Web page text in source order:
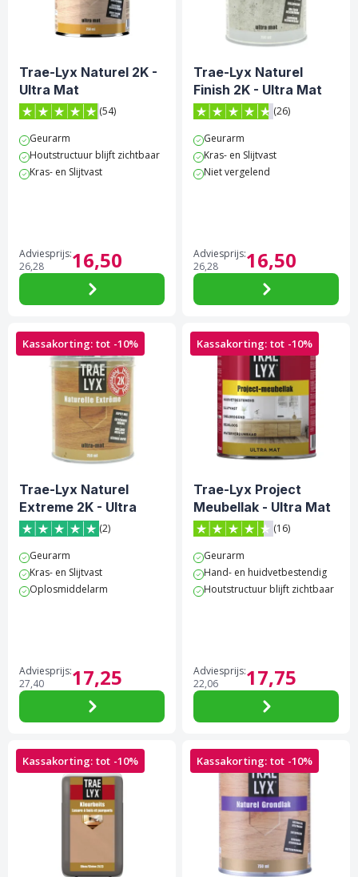
Schakel- & Systeemverf
Metaalverf
Voorstrijkmiddel
Spuitbussen
Kleuren
Gereedschappen
Beschermen
Ontvetten & Reinigen
Glasweefsel & Lijm
Kleurenwaaiers & Kleurtesters
Trae-Lyx Naturel 2K -
Ultra Mat
(54)
Geurarm
Houtstructuur blijft zichtbaar
Kras- en Slijtvast
16,50
Adviesprijs:
26,28
Trae-Lyx Naturel
Finish 2K - Ultra Mat
(26)
Geurarm
Kras- en Slijtvast
Niet vergelend
16,50
Adviesprijs:
26,28
Kassakorting: tot -10%
Trae-Lyx Naturel
Extreme 2K - Ultra
Mat
(2)
Geurarm
Kras- en Slijtvast
Oplosmiddelarm
17,25
Adviesprijs:
27,40
Kassakorting: tot -10%
Trae-Lyx Project
Meubellak - Ultra Mat
(16)
Geurarm
Hand- en huidvetbestendig
Houtstructuur blijft zichtbaar
17,75
Adviesprijs:
22,06
Kassakorting: tot -10% Kassakorting: tot -10%